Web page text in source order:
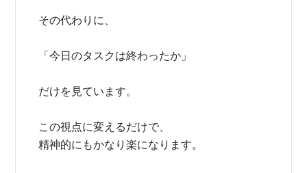
その代わりに、
「今日のタスクは終わったか」
だけを見ています。
この視点に変えるだけで、
精神的にもかなり楽になります。